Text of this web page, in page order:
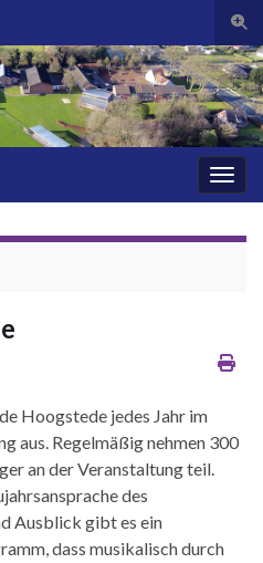
Hoogstede jedes Jahr im
aus. Regelmäßig nehmen 300
an der Veranstaltung teil.
des
Ausblick gibt es ein
dass musikalisch durch